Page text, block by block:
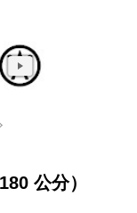
公分）